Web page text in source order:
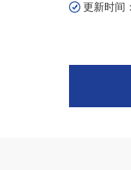
更新时间：